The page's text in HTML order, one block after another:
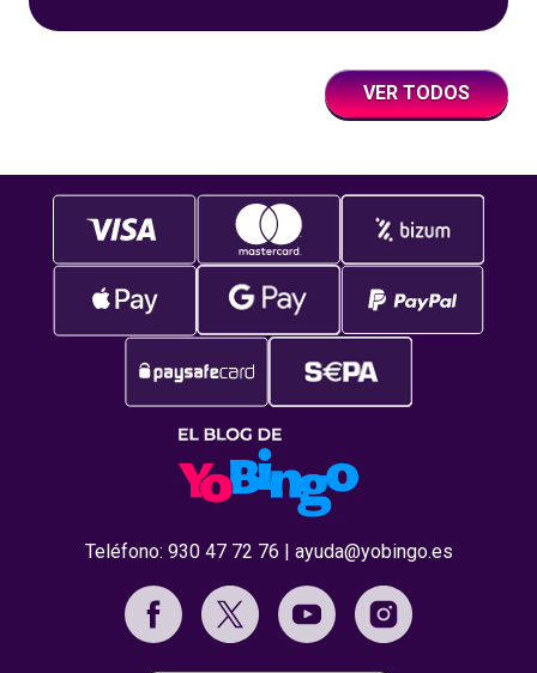
VER TODOS
Teléfono: 930 47 72 76 | ayuda@yobingo.es